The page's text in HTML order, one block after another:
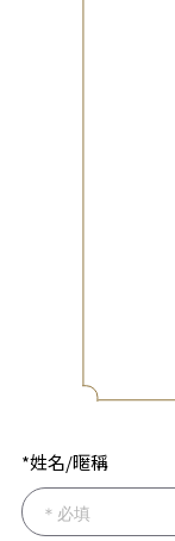
*姓名/暱稱